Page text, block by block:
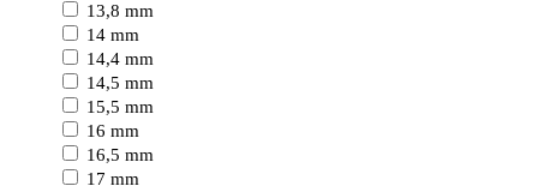
13,8 mm
14 mm
14,4 mm
14,5 mm
15,5 mm
16 mm
16,5 mm
17 mm